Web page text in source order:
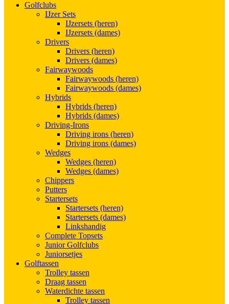
Golfclubs
IJzer Sets
IJzersets (heren)
IJzersets (dames)
Drivers
Drivers (heren)
Drivers (dames)
Fairwaywoods
Fairwaywoods (heren)
Fairwaywoods (dames)
Hybrids
Hybrids (heren)
Hybrids (dames)
Driving-Irons
Driving irons (heren)
Driving irons (dames)
Wedges
Wedges (heren)
Wedges (dames)
Chippers
Putters
Startersets
Startersets (heren)
Startersets (dames)
Linkshandig
Complete Topsets
Junior Golfclubs
Juniorsetjes
Golftassen
Trolley tassen
Draag tassen
Waterdichte tassen
Trolley tassen